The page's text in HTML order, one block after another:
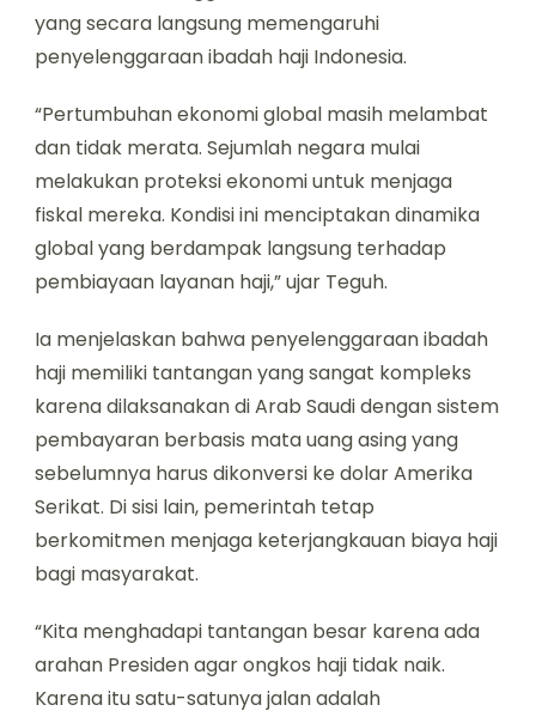
yang secara langsung memengaruhi
penyelenggaraan ibadah haji Indonesia.
“Pertumbuhan ekonomi global masih melambat
dan tidak merata. Sejumlah negara mulai
melakukan proteksi ekonomi untuk menjaga
fiskal mereka. Kondisi ini menciptakan dinamika
global yang berdampak langsung terhadap
pembiayaan layanan haji,” ujar Teguh.
Ia menjelaskan bahwa penyelenggaraan ibadah
haji memiliki tantangan yang sangat kompleks
karena dilaksanakan di Arab Saudi dengan sistem
pembayaran berbasis mata uang asing yang
sebelumnya harus dikonversi ke dolar Amerika
Serikat. Di sisi lain, pemerintah tetap
berkomitmen menjaga keterjangkauan biaya haji
bagi masyarakat.
“Kita menghadapi tantangan besar karena ada
arahan Presiden agar ongkos haji tidak naik.
Karena itu satu-satunya jalan adalah